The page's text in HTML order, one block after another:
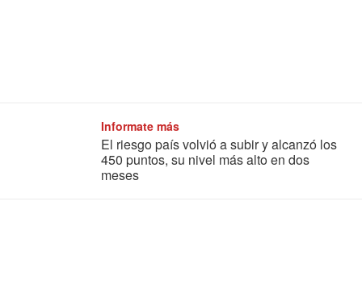
Informate más
El riesgo país volvió a subir y alcanzó los
450 puntos, su nivel más alto en dos
meses